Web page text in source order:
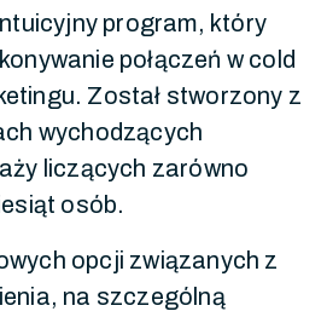
program, który
połączeń w cold
Został stworzony z
wychodzących
liczących zarówno
osób.
opcji związanych z
na szczególną